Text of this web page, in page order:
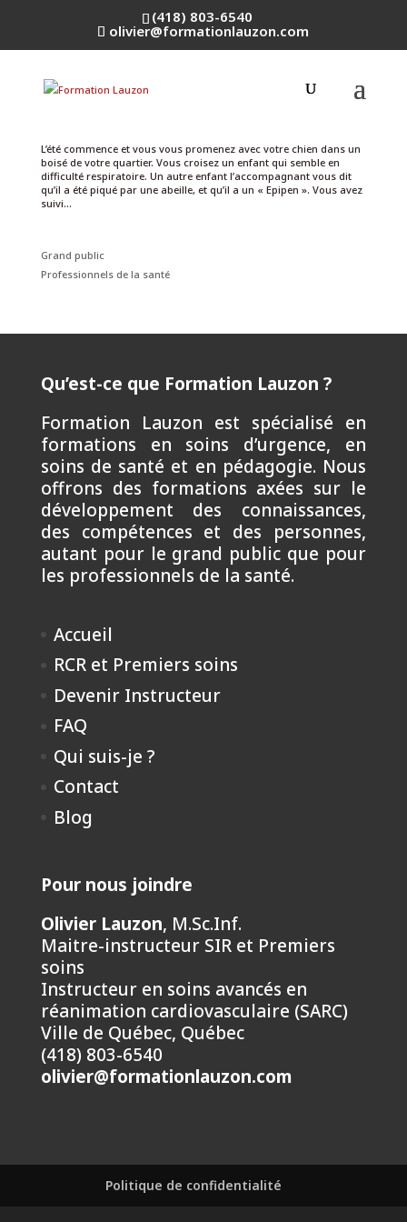
(418) 803-6540
olivier@formationlauzon.com
L’été commence et vous vous promenez avec votre chien dans un
boisé de votre quartier. Vous croisez un enfant qui semble en
difficulté respiratoire. Un autre enfant l’accompagnant vous dit
qu’il a été piqué par une abeille, et qu’il a un « Epipen ». Vous avez
suivi...
Grand public
Professionnels de la santé
Qu’est-ce que Formation Lauzon ?
Formation Lauzon est spécialisé en
formations en soins d’urgence, en
soins de santé et en pédagogie. Nous
offrons des formations axées sur le
développement des connaissances,
des compétences et des personnes,
autant pour le grand public que pour
les professionnels de la santé.
Accueil
RCR et Premiers soins
Devenir Instructeur
FAQ
Qui suis-je ?
Contact
Blog
Pour nous joindre
Olivier Lauzon, M.Sc.Inf.
Maitre-instructeur SIR et Premiers
soins
Instructeur en soins avancés en
réanimation cardiovasculaire (SARC)
Ville de Québec, Québec
(418) 803-6540
olivier@formationlauzon.com
Politique de confidentialité